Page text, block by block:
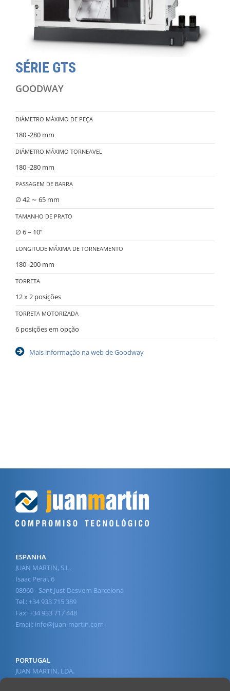
SÉRIE GTS
GOODWAY
DIÁMETRO MÁXIMO DE PEÇA
180 -280 mm
DIÁMETRO MÁXIMO TORNEAVEL
180 -280 mm
PASSAGEM DE BARRA
∅ 42 ∼ 65 mm
TAMANHO DE PRATO
∅ 6 – 10”
LONGITUDE MÁXIMA DE TORNEAMENTO
180 -200 mm
TORRETA
12 x 2 posições
TORRETA MOTORIZADA
6 posições em opção
Mais informação na web de Goodway
ESPANHA
JUAN MARTIN, S.L.
Isaac Peral, 6
08960 - Sant Just Desvern Barcelona
Tel.: +34 933 715 389
Fax: +34 933 717 448
Email: info@juan-martin.com
PORTUGAL
JUAN MARTIN, LDA.